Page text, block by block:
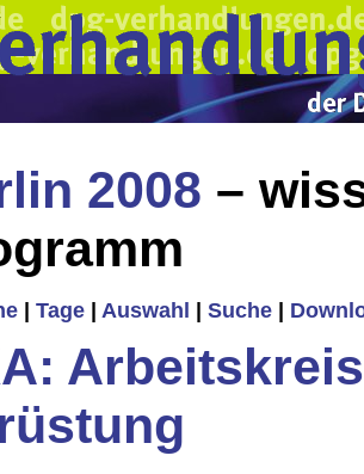
2008 –
Tage Auswahl Suche